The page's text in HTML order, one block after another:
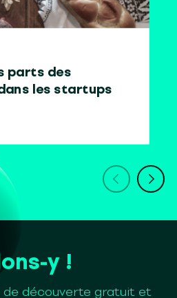
parts des
les startups
y !
de découverte gratuit et